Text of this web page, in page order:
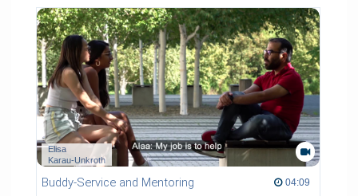
Elisa
Karau-Unkroth
Buddy-Service and Mentoring 04:09
04:09 duration